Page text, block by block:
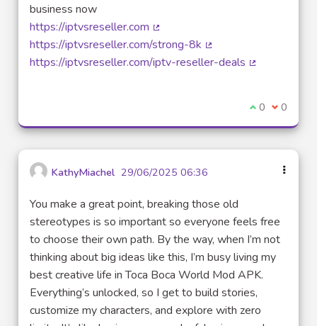
business now
https://iptvsreseller.com
(Lien externe)
https://iptvsreseller.com/strong-8k
(Lien externe)
https://iptvsreseller.com/iptv-reseller-deals
Je suis
0 Je ne
0
KathyMiachel 29/06/2025 06:36
You make a great point, breaking those old
stereotypes is so important so everyone feels free
to choose their own path. By the way, when I’m not
thinking about big ideas like this, I’m busy living my
best creative life in Toca Boca World Mod APK.
Everything’s unlocked, so I get to build stories,
customize my characters, and explore with zero